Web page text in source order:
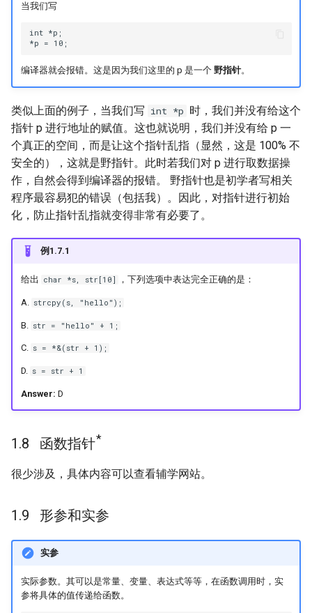
当我们写
int *p;
编译器就会报错。这是因为我们这里的 p 是一个 野指针。
类似上面的例子，当我们写 int *p 时，我们并没有给这个
指针 p 进行地址的赋值。这也就说明，我们并没有给 p 一
个真正的空间，而是让这个指针乱指（显然，这是 100% 不
安全的），这就是野指针。此时若我们对 p 进行取数据操
作，自然会得到编译器的报错。 野指针也是初学者写相关
程序最容易犯的错误（包括我）。因此，对指针进行初始
化，防止指针乱指就变得非常有必要了。
例1.7.1
给出 char *s, str[10] ，下列选项中表达完全正确的是：
A. strcpy(s, "hello");
B. str = "hello" + 1;
C. s = *&(str + 1);
D. s = str + 1
Answer: D
函数指针*
很少涉及，具体内容可以查看辅学网站。
形参和实参
实参
实际参数。其可以是常量、变量、表达式等等，在函数调用时，实
参将具体的值传递给函数。